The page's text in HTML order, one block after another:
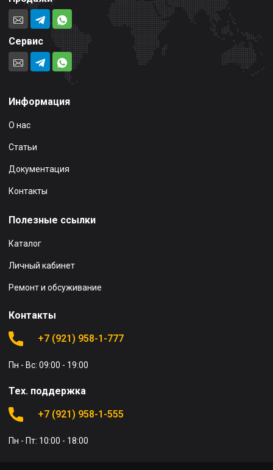
Сервис
Информация
О нас
Статьи
Документация
Контакты
Полезные ссылки
Каталог
Личный кабинет
Ремонт и обсуживание
Контакты
+7 (921) 958-1-777
Пн - Вс: 09:00 - 19:00
Тех. поддержка
+7 (921) 958-1-555
Пн - Пт: 10:00 - 18:00